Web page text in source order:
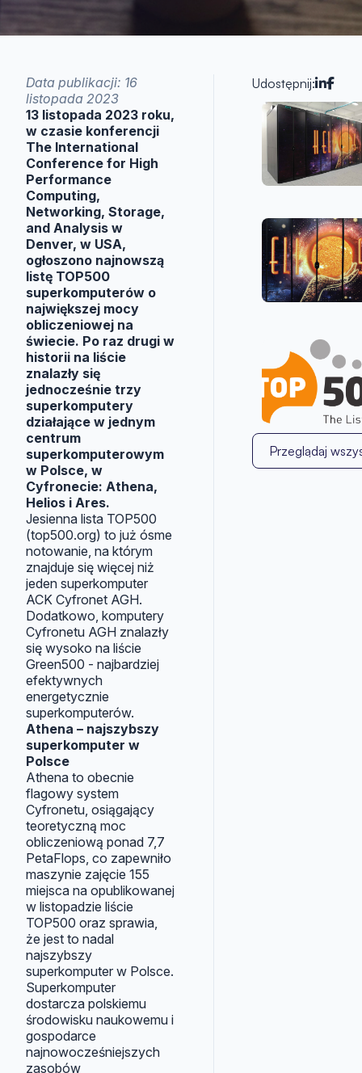
Data publikacji: 16
listopada 2023
13 listopada 2023 roku,
w czasie konferencji
The International
Conference for High
Performance
Computing,
Networking, Storage,
and Analysis w
Denver, w USA,
ogłoszono najnowszą
listę TOP500
superkomputerów o
największej mocy
obliczeniowej na
świecie. Po raz drugi w
historii na liście
znalazły się
jednocześnie trzy
superkomputery
działające w jednym
centrum
superkomputerowym
w Polsce, w
Cyfronecie: Athena,
Helios i Ares.
Jesienna lista TOP500
(top500.org) to już ósme
notowanie, na którym
znajduje się więcej niż
jeden superkomputer
ACK Cyfronet AGH.
Dodatkowo, komputery
Cyfronetu AGH znalazły
się wysoko na liście
Green500 - najbardziej
efektywnych
energetycznie
superkomputerów.
Athena – najszybszy
superkomputer w
Polsce
Athena to obecnie
flagowy system
Cyfronetu, osiągający
teoretyczną moc
obliczeniową ponad 7,7
PetaFlops, co zapewniło
maszynie zajęcie 155
miejsca na opublikowanej
w listopadzie liście
TOP500 oraz sprawia,
że jest to nadal
najszybszy
superkomputer w Polsce.
Superkomputer
dostarcza polskiemu
środowisku naukowemu i
gospodarce
najnowocześniejszych
zasobów
Udostępnij:
Przeglądaj